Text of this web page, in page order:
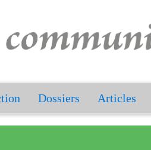
Dossiers Articles